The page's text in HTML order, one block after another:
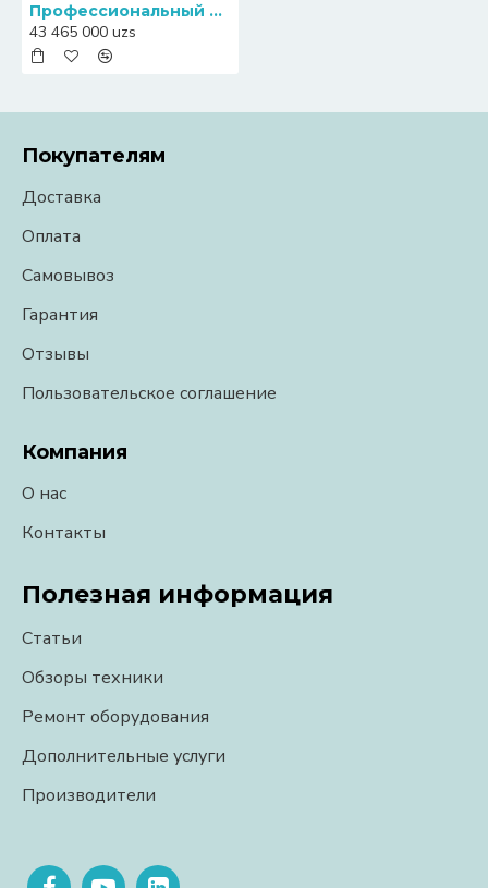
Профессиональный девятикарманный (8+1) сортировщик монет South Automation CMX30
43 465 000 uzs
Покупателям
Доставка
Оплата
Самовывоз
Гарантия
Отзывы
Пользовательское соглашение
Компания
О нас
Контакты
Полезная информация
Статьи
Обзоры техники
Ремонт оборудования
Дополнительные услуги
Производители